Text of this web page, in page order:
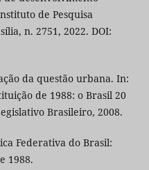
de Pesquisa
n. 2751, 2022. DOI:
da questão urbana. In:
de 1988: o Brasil 20
Brasileiro, 2008.
Federativa do Brasil:
1988.